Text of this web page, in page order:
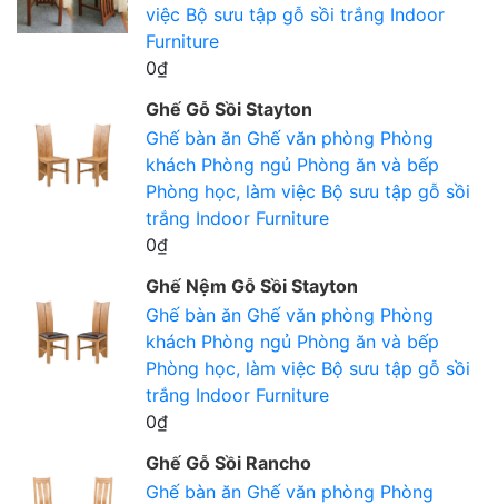
việc Bộ sưu tập gỗ sồi trắng Indoor
Furniture
0₫
Ghế Gỗ Sồi Stayton
Ghế bàn ăn Ghế văn phòng Phòng
khách Phòng ngủ Phòng ăn và bếp
Phòng học, làm việc Bộ sưu tập gỗ sồi
trắng Indoor Furniture
0₫
Ghế Nệm Gỗ Sồi Stayton
Ghế bàn ăn Ghế văn phòng Phòng
khách Phòng ngủ Phòng ăn và bếp
Phòng học, làm việc Bộ sưu tập gỗ sồi
trắng Indoor Furniture
0₫
Ghế Gỗ Sồi Rancho
Ghế bàn ăn Ghế văn phòng Phòng